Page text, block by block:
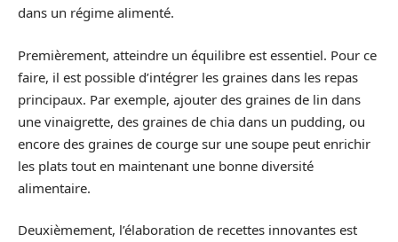
dans un régime alimenté.
Premièrement, atteindre un équilibre est essentiel. Pour ce
faire, il est possible d’intégrer les graines dans les repas
principaux. Par exemple, ajouter des graines de lin dans
une vinaigrette, des graines de chia dans un pudding, ou
encore des graines de courge sur une soupe peut enrichir
les plats tout en maintenant une bonne diversité
alimentaire.
Deuxièmement, l’élaboration de recettes innovantes est